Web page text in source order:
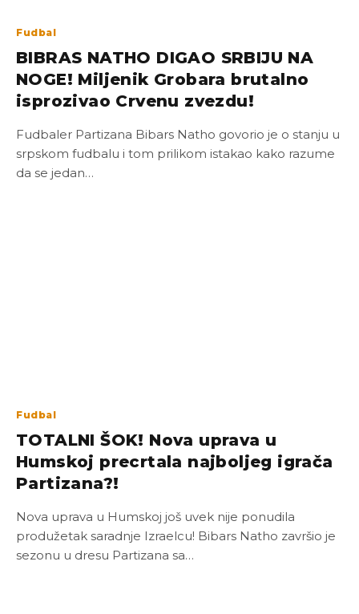
Fudbal
BIBRAS NATHO DIGAO SRBIJU NA
NOGE! Miljenik Grobara brutalno
isprozivao Crvenu zvezdu!
Fudbaler Partizana Bibars Natho govorio je o stanju u
srpskom fudbalu i tom prilikom istakao kako razume
da se jedan…
Fudbal
TOTALNI ŠOK! Nova uprava u
Humskoj precrtala najboljeg igrača
Partizana?!
Nova uprava u Humskoj još uvek nije ponudila
produžetak saradnje Izraelcu! Bibars Natho završio je
sezonu u dresu Partizana sa…